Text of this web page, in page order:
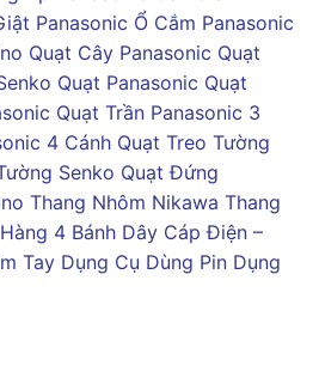
Panasonic Ổ Cắm Panasonic
Quạt Cây Panasonic Quạt
Quạt Panasonic Quạt
Quạt Trần Panasonic 3
4 Cánh Quạt Treo Tường
Senko Quạt Đứng
Thang Nhôm Nikawa Thang
4 Bánh Dây Cáp Điện –
Tay Dụng Cụ Dùng Pin Dụng